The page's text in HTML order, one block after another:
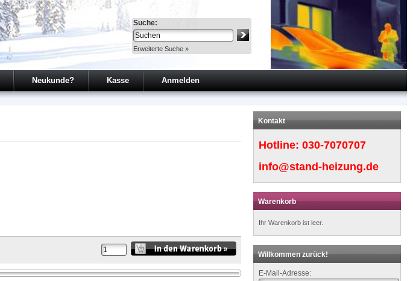
Suche:
Erweiterte Suche »
Neukunde? Kasse Anmelden
Kontakt
Hotline:030-7070707
info@stand-heizung.de
Warenkorb
Ihr Warenkorb ist leer.
Willkommen zurück!
E-Mail-Adresse: